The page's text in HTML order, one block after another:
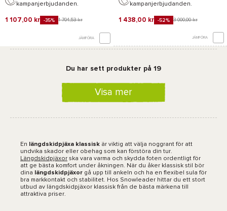
kampanjerbjudanden.
1 107,00 kr -35% 1 704,53 kr
JÄMFÖRA
kampanjerbjudanden.
1 438,00 kr -52% 3 000,00 kr
JÄMFÖRA
Du har sett produkter på 19
Visa mer
En längdskidpjäxa klassisk är viktig att välja noggrant för att
undvika skador eller obehag som kan förstöra din tur.
Längdskidpjäxor ska vara varma och skydda foten ordentligt för
att ge bästa komfort under åkningen. När du åker klassisk stil bör
dina
längdskidpjäxor gå upp till ankeln och ha en flexibel sula för
bra markkontakt och stabilitet. Hos Snowleader hittar du ett stort
utbud av längdskidpjäxor klassisk från de bästa märkena till
attraktiva priser.